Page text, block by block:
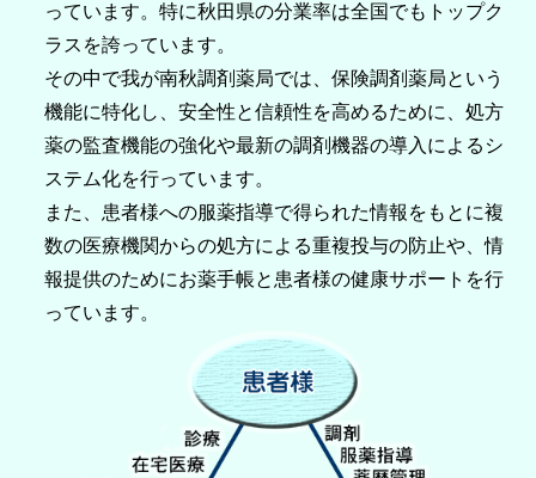
っています。特に秋田県の分業率は全国でもトップク
ラスを誇っています。
その中で我が南秋調剤薬局では、保険調剤薬局という
機能に特化し、安全性と信頼性を高めるために、処方
薬の監査機能の強化や最新の調剤機器の導入によるシ
ステム化を行っています。
また、患者様への服薬指導で得られた情報をもとに複
数の医療機関からの処方による重複投与の防止や、情
報提供のためにお薬手帳と患者様の健康サポートを行
っています。